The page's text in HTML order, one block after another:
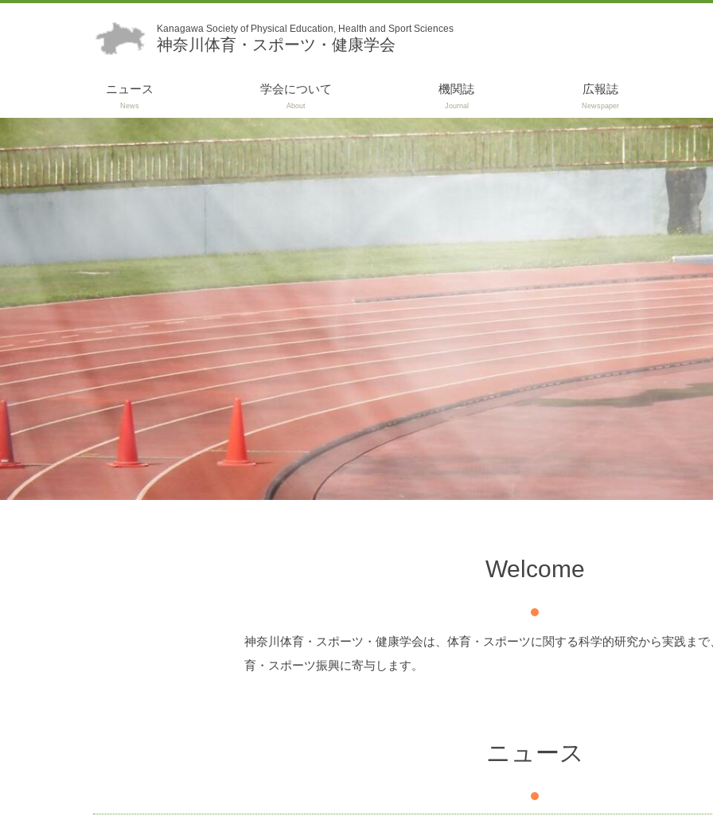
Kanagawa Society of Physical Education, Health and Sport Sciences
神奈川体育・スポーツ・健康学会
ニュース
News
学会について
About
定款（会則）・規程
役員名簿
理事会議事録
委員会
入会案内
各種お手続き
機関誌
Journal
投稿規定
体育研究
広報誌
Newspaper
Welcome
神奈川体育・スポーツ・健康学会は、体育・スポーツに関する科学的研究から実践ま
育・スポーツ振興に寄与します。
ニュース